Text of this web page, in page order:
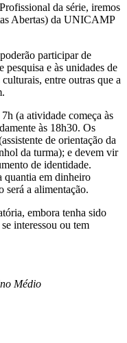
da série, iremos
Abertas) da UNICAMP
participar de
e às unidades de
entre outras que a
(a atividade começa às
às 18h30. Os
de orientação da
da turma); e devem vir
de identidade.
quantia em dinheiro
a alimentação.
embora tenha sido
interessou ou tem
Médio